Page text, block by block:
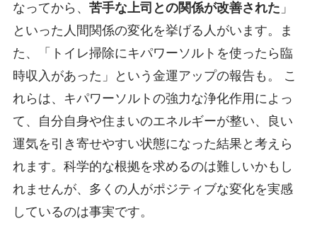
なってから、 苦手な上司との関係が改善された 」
といった人間関係の変化を挙げる人がいます。ま
た、「トイレ掃除にキパワーソルトを使ったら臨
時収入があった」という金運アップの報告も。 こ
れらは、キパワーソルトの強力な浄化作用によっ
て、自分自身や住まいのエネルギーが整い、良い
運気を引き寄せやすい状態になった結果と考えら
れます。科学的な根拠を求めるのは難しいかもし
れませんが、多くの人がポジティブな変化を実感
しているのは事実です。